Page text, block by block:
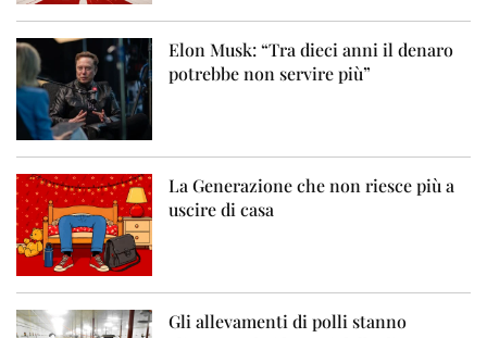
Elon Musk: “Tra dieci anni il denaro
potrebbe non servire più”
La Generazione che non riesce più a
uscire di casa
Gli allevamenti di polli stanno